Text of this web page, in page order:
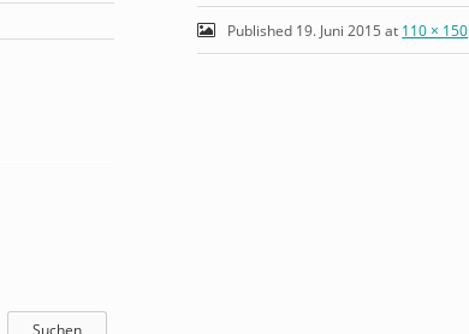
Published 19. Juni 2015 at 110 × 150